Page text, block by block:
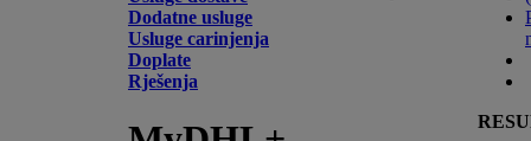
Dodatne usluge
Usluge carinjenja
Doplate
Rješenja